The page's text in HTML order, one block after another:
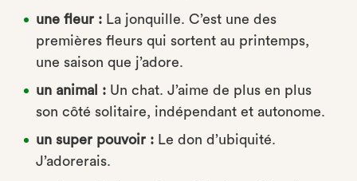
une fleur : La jonquille. C’est une des
premières fleurs qui sortent au printemps,
une saison que j’adore.
un animal : Un chat. J’aime de plus en plus
son côté solitaire, indépendant et autonome.
un super pouvoir : Le don d’ubiquité.
J’adorerais.